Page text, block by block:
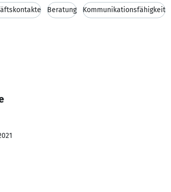
Beratung Kommunikationsfähigkeit